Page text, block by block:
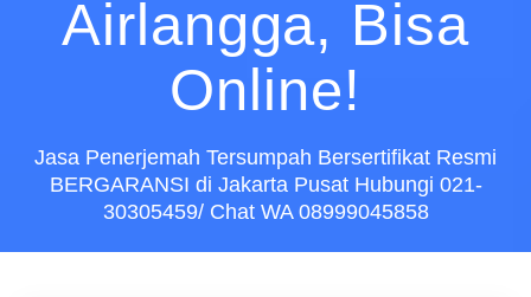
Airlangga, Bisa
Online!
Jasa Penerjemah Tersumpah Bersertifikat Resmi
BERGARANSI di Jakarta Pusat Hubungi 021-
30305459/ Chat WA 08999045858